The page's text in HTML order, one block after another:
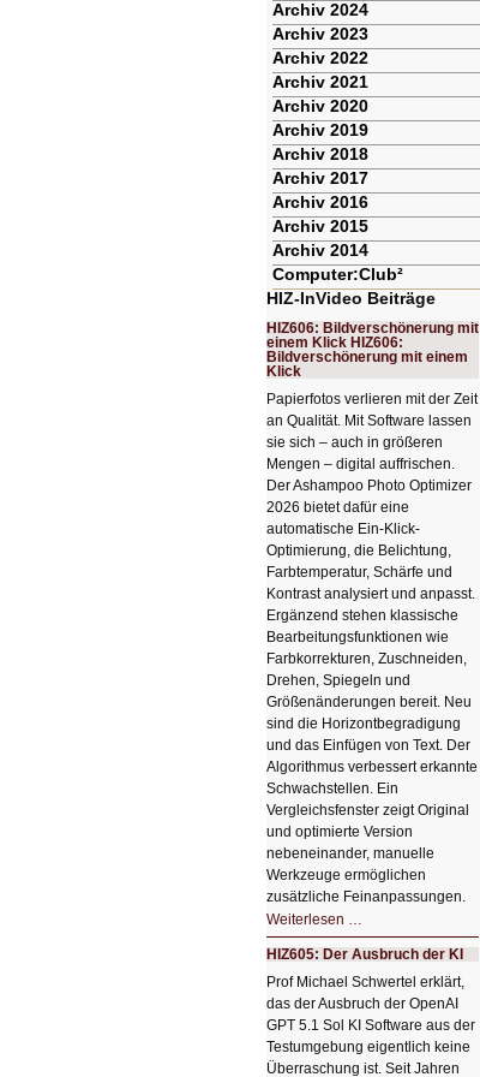
Archiv 2024
Archiv 2023
Archiv 2022
Archiv 2021
Archiv 2020
Archiv 2019
Archiv 2018
Archiv 2017
Archiv 2016
Archiv 2015
Archiv 2014
Computer:Club²
HIZ-InVideo Beiträge
HIZ606: Bildverschönerung mit
einem Klick HIZ606:
Bildverschönerung mit einem
Klick
Papierfotos verlieren mit der Zeit
an Qualität. Mit Software lassen
sie sich – auch in größeren
Mengen – digital auffrischen.
Der Ashampoo Photo Optimizer
2026 bietet dafür eine
automatische Ein-Klick-
Optimierung, die Belichtung,
Farbtemperatur, Schärfe und
Kontrast analysiert und anpasst.
Ergänzend stehen klassische
Bearbeitungsfunktionen wie
Farbkorrekturen, Zuschneiden,
Drehen, Spiegeln und
Größenänderungen bereit. Neu
sind die Horizontbegradigung
und das Einfügen von Text. Der
Algorithmus verbessert erkannte
Schwachstellen. Ein
Vergleichsfenster zeigt Original
und optimierte Version
nebeneinander, manuelle
Werkzeuge ermöglichen
zusätzliche Feinanpassungen.
Weiterlesen …
Bildverschönerung
mit
einem
Klick
HIZ606:
Bildverschönerung
mit
einem
Klick
HIZ605: Der Ausbruch der KI
Prof Michael Schwertel erklärt,
das der Ausbruch der OpenAI
GPT 5.1 Sol KI Software aus der
Testumgebung eigentlich keine
Überraschung ist. Seit Jahren